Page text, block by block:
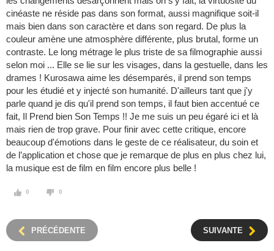
cinéaste ne réside pas dans son format, aussi magnifique soit-il
mais bien dans son caractère et dans son regard. De plus la
couleur amène une atmosphère différente, plus brutal, forme un
contraste. Le long métrage le plus triste de sa filmographie aussi
selon moi ... Elle se lie sur les visages, dans la gestuelle, dans les
drames ! Kurosawa aime les désemparés, il prend son temps
pour les étudié et y injecté son humanité. D'ailleurs tant que j'y
parle quand je dis qu'il prend son temps, il faut bien accentué ce
fait, Il Prend bien Son Temps !! Je me suis un peu égaré ici et là
mais rien de trop grave. Pour finir avec cette critique, encore
beaucoup d'émotions dans le geste de ce réalisateur, du soin et
de l’application et chose que je remarque de plus en plus chez lui,
la musique est de film en film encore plus belle !
0 0
PRÉCÉDENTE SUIVANTE